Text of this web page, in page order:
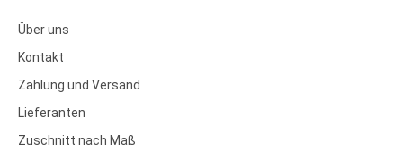
Über uns
Kontakt
Zahlung und Versand
Lieferanten
Zuschnitt nach Maß